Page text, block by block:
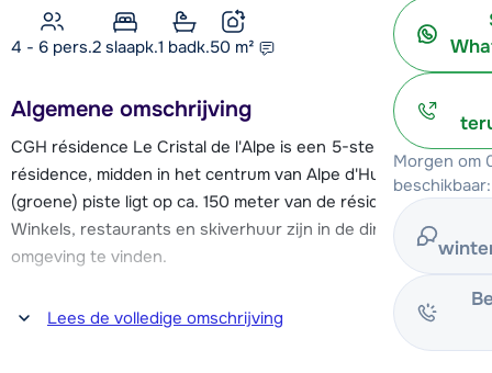
Morgen om
beschikbaar:
4 - 6 pers.2 slaapk.1 badk.50 m²
Algemene omschrijving
CGH résidence Le Cristal de l'Alpe is een 5-sterren
résidence, midden in het centrum van Alpe d'Huez. De
(groene) piste ligt op ca. 150 meter van de résidence.
Winkels, restaurants en skiverhuur zijn in de directe
omgeving te vinden.
Résidence Le Cristal de l'Alpe beschikt over een compleet
wellnesscentrum met zwembad met apart kinderbad,
Lees de volledige omschrijving